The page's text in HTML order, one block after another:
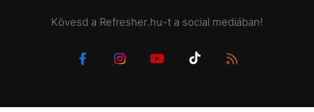
Kövesd a Refresher.hu-t a social mediában!